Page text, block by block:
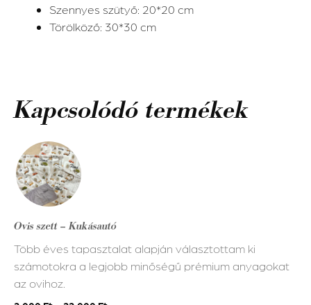
Szennyes szütyő: 20*20 cm
Törölköző: 30*30 cm
Kapcsolódó termékek
Ovis szett – Kukásautó
Több éves tapasztalat alapján választottam ki
számotokra a legjobb minőségű prémium anyagokat
az ovihoz.
Ennek
a
terméknek
több
van.
A
változatok
a